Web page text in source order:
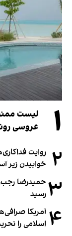
۱
عروسی
۲ خوابیدن زیر
۳ حمیدرضا
رسید
۴ آمریکا
اسلامی را